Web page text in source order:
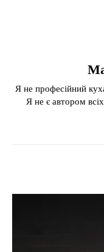
Я не професійний
Я не є автором всіх